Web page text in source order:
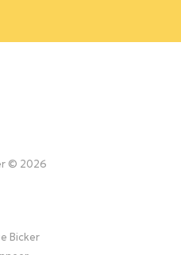
© 2026
Bicker